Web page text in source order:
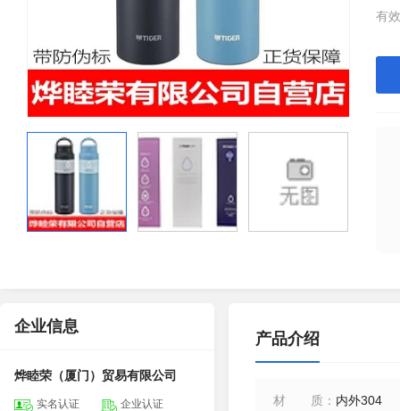
有
企业信息
烨睦荣（厦门）贸易有限公司
实名认证 企业认证
产品介绍
材质 ： 内外304